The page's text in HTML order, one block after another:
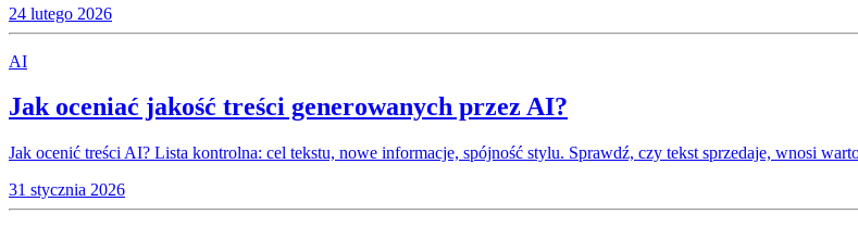
24 lutego 2026
AI
Jak oceniać jakość treści generowanych przez AI?
Jak ocenić treści AI? Lista kontrolna: cel tekstu, nowe informacje, spójność stylu. Sprawdź, czy tekst sprzedaje, wnosi
31 stycznia 2026